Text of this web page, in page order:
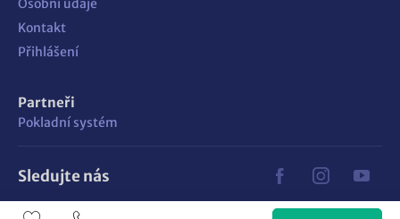
Osobní údaje
Kontakt
Přihlášení
Partneři
Pokladní systém
Sledujte nás
Vyrobilo